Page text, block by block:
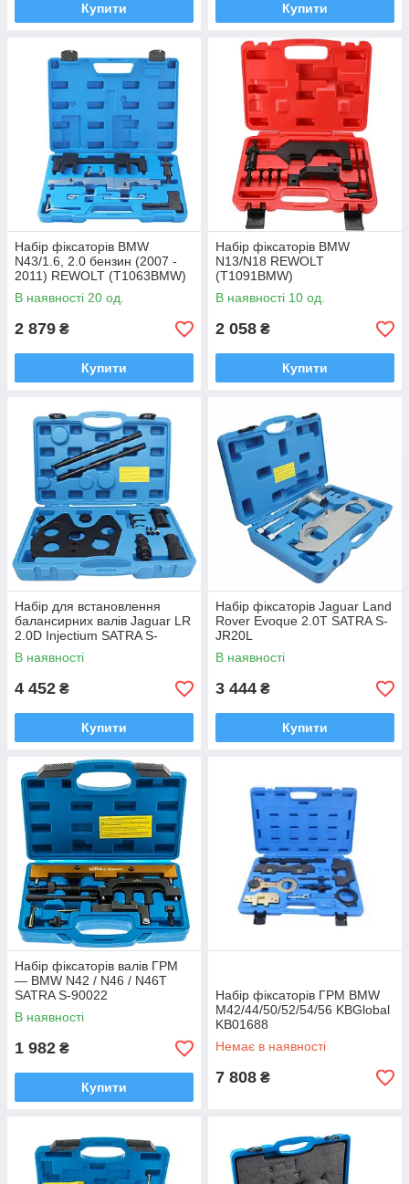
Купити Купити
Набір фіксаторів BMW
N43/1.6, 2.0 бензин (2007 -
2011) REWOLT (T1063BMW)
В наявності 20 од.
2 879 ₴
Купити
Набір фіксаторів BMW
N13/N18 REWOLT
(T1091BMW)
В наявності 10 од.
2 058 ₴
Купити
Набір для встановлення
балансирних валів Jaguar LR
2.0D Injectium SATRA S-
SLR20D
В наявності
4 452 ₴
Купити
Набір фіксаторів Jaguar Land
Rover Evoque 2.0T SATRA S-
JR20L
В наявності
3 444 ₴
Купити
Набір фіксаторів валів ГРМ
— BMW N42 / N46 / N46T
SATRA S-90022
В наявності
1 982 ₴
Купити
Набір фіксаторів ГРМ BMW
M42/44/50/52/54/56 KBGlobal
KB01688
Немає в наявності
7 808 ₴